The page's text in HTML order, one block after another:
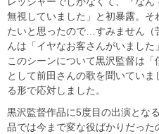
無視していました」と初暴露。そ
たいと思ったので…すみません（
んは「イヤなお客さんがいました
このシーンについて黒沢監督は
として前田さんの歌を聞いてい
る形で応対しました。
黒沢監督作品に5度目の出演とな
品では今まで変な役ばかりだっ